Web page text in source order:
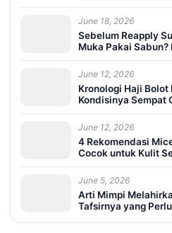
June 18, 2026
Sebelum Reapply
Muka Pakai
June 12, 2026
Kronologi Haji Bolot
Kondisinya Sempat
June 12, 2026
4 Rekomendasi
Cocok untuk Kulit
June 5, 2026
Arti Mimpi
Tafsirnya yang